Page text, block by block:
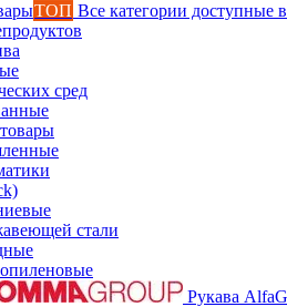
ТОП Все категории доступные
сред
стали
Рукава